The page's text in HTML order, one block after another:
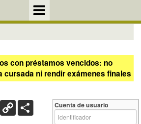
con préstamos vencidos: no
cursada ni rendir exámenes finales
X Copy
Link
Cuenta de usuario